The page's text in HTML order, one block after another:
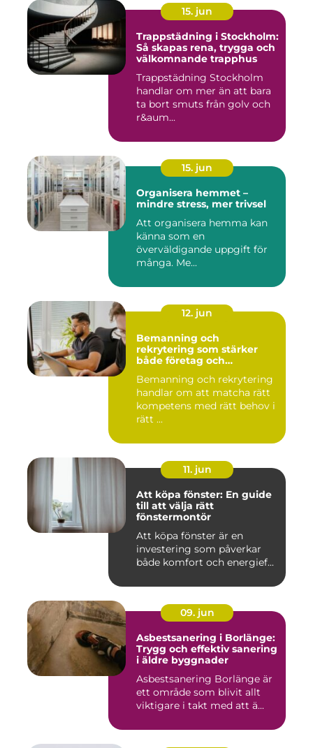
15. jun
Trappstädning i Stockholm:
Så skapas rena, trygga och
välkomnande trapphus
Trappstädning Stockholm
handlar om mer än att bara
ta bort smuts från golv och
r&aum...
15. jun
Organisera hemmet –
mindre stress, mer trivsel
Att organisera hemma kan
känna som en
överväldigande uppgift för
många. Me...
12. jun
Bemanning och
rekrytering som stärker
både företag och
Bemanning och rekrytering
handlar om att matcha rätt
kompetens med rätt behov i
rätt ...
11. jun
Att köpa fönster: En guide
till att välja rätt
fönstermontör
Att köpa fönster är en
investering som påverkar
både komfort och energief...
09. jun
Asbestsanering i Borlänge:
Trygg och effektiv sanering
i äldre byggnader
Asbestsanering Borlänge är
ett område som blivit allt
viktigare i takt med att ä...